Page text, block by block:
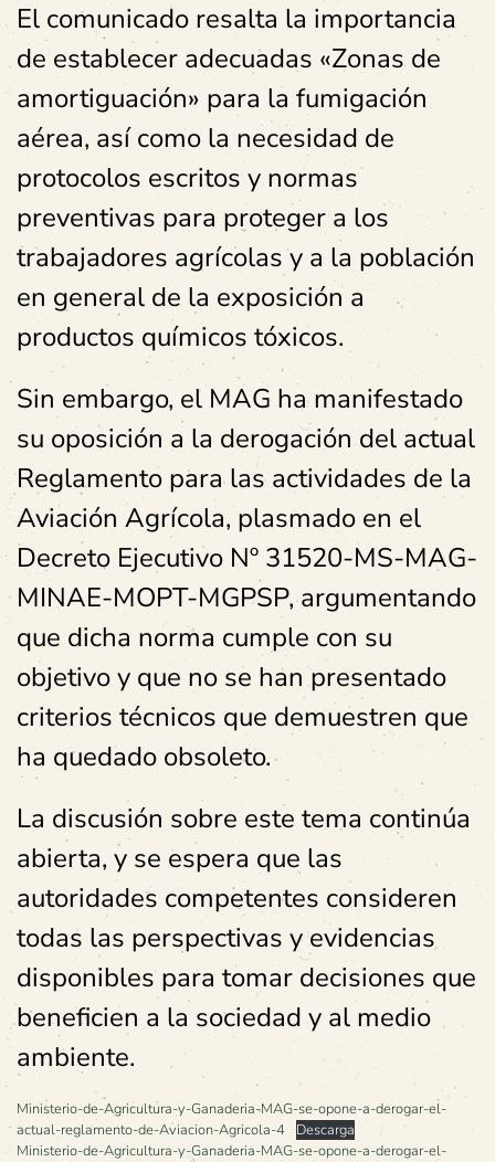
El comunicado resalta la importancia
de establecer adecuadas «Zonas de
amortiguación» para la fumigación
aérea, así como la necesidad de
protocolos escritos y normas
preventivas para proteger a los
trabajadores agrícolas y a la población
en general de la exposición a
productos químicos tóxicos.
Sin embargo, el MAG ha manifestado
su oposición a la derogación del actual
Reglamento para las actividades de la
Aviación Agrícola, plasmado en el
Decreto Ejecutivo Nº 31520-MS-MAG-
MINAE-MOPT-MGPSP, argumentando
que dicha norma cumple con su
objetivo y que no se han presentado
criterios técnicos que demuestren que
ha quedado obsoleto.
La discusión sobre este tema continúa
abierta, y se espera que las
autoridades competentes consideren
todas las perspectivas y evidencias
disponibles para tomar decisiones que
beneficien a la sociedad y al medio
ambiente.
Ministerio-de-Agricultura-y-Ganaderia-MAG-se-opone-a-derogar-el-
actual-reglamento-de-Aviacion-Agricola-4
Descarga
Ministerio-de-Agricultura-y-Ganaderia-MAG-se-opone-a-derogar-el-